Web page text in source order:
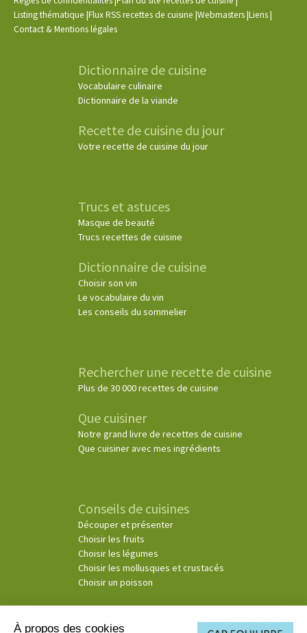
Listing thématique |Flux RSS recettes de cuisine |Webmasters|Liens|
Contact & Mentions légales
Dictionnaire de cuisine
Vocabulaire culinaire
Dictionnaire de la viande
Recette de cuisine du jour
Votre recette de cuisine du jour
Trucs et astuces
Masque de beauté
Trucs recettes de cuisine
Dictionnaire de cuisine
Choisir son vin
Le vocabulaire du vin
Les conseils du sommelier
Rechercher une recette de cuisine
Plus de 30 000 recettes de cuisine
Que cuisiner
Notre grand livre de recettes de cuisine
Que cuisiner avec mes ingrédients
Conseils de cuisines
Découper et présenter
Choisir les fruits
Choisir les légumes
Choisir les mollusques et crustacés
Choisir un poisson
À propos des cookies